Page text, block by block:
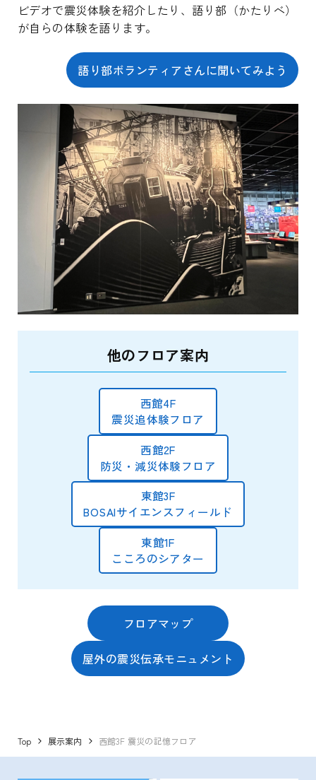
ビデオで震災体験を紹介したり、語り部（かたりべ）
が自らの体験を語ります。
語り部ボランティアさんに聞いてみよう
他のフロア案内
西館4F
震災追体験フロア
西館2F
防災・減災体験フロア
東館3F
BOSAIサイエンスフィールド
東館1F
こころのシアター
フロアマップ
屋外の震災伝承モニュメント
Top 展示案内 西館3F 震災の記憶フロア